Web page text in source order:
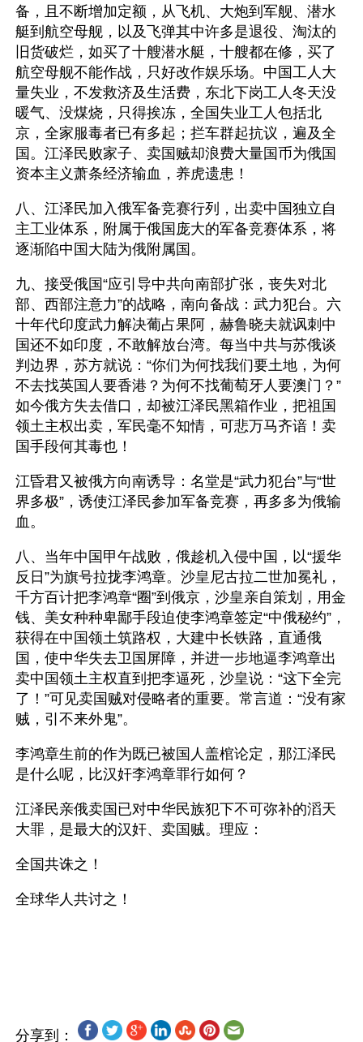
备，且不断增加定额，从飞机、大炮到军舰、潜水
艇到航空母舰，以及飞弹其中许多是退役、淘汰的
旧货破烂，如买了十艘潜水艇，十艘都在修，买了
航空母舰不能作战，只好改作娱乐场。中国工人大
量失业，不发救济及生活费，东北下岗工人冬天没
暖气、没煤烧，只得挨冻，全国失业工人包括北
京，全家服毒者已有多起；拦车群起抗议，遍及全
国。江泽民败家子、卖国贼却浪费大量国币为俄国
资本主义萧条经济输血，养虎遗患！
八、江泽民加入俄军备竞赛行列，出卖中国独立自
主工业体系，附属于俄国庞大的军备竞赛体系，将
逐渐陷中国大陆为俄附属国。
九、接受俄国“应引导中共向南部扩张，丧失对北
部、西部注意力”的战略，南向备战：武力犯台。六
十年代印度武力解决葡占果阿，赫鲁晓夫就讽刺中
国还不如印度，不敢解放台湾。每当中共与苏俄谈
判边界，苏方就说：“你们为何找我们要土地，为何
不去找英国人要香港？为何不找葡萄牙人要澳门？”
如今俄方失去借口，却被江泽民黑箱作业，把祖国
领土主权出卖，军民毫不知情，可悲万马齐谙！卖
国手段何其毒也！
江昏君又被俄方向南诱导：名堂是“武力犯台”与“世
界多极”，诱使江泽民参加军备竞赛，再多多为俄输
血。
八、当年中国甲午战败，俄趁机入侵中国，以“援华
反日”为旗号拉拢李鸿章。沙皇尼古拉二世加冕礼，
千方百计把李鸿章“圈”到俄京，沙皇亲自策划，用金
钱、美女种种卑鄙手段迫使李鸿章签定“中俄秘约”，
获得在中国领土筑路权，大建中长铁路，直通俄
国，使中华失去卫国屏障，并进一步地逼李鸿章出
卖中国领土主权直到把李逼死，沙皇说：“这下全完
了！”可见卖国贼对侵略者的重要。常言道：“没有家
贼，引不来外鬼”。
李鸿章生前的作为既已被国人盖棺论定，那江泽民
是什么呢，比汉奸李鸿章罪行如何？
江泽民亲俄卖国已对中华民族犯下不可弥补的滔天
大罪，是最大的汉奸、卖国贼。理应：
全国共诛之！
全球华人共讨之！
分享到：